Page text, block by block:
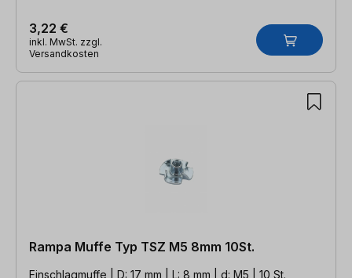
3,22 €
inkl. MwSt. zzgl.
Versandkosten
Rampa Muffe Typ TSZ M5 8mm 10St.
Einschlagmuffe | D: 17 mm | L: 8 mm | d: M5 | 10 St.